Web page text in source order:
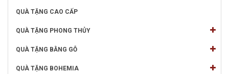
QUÀ TẶNG CAO CẤP
QUÀ TẶNG PHONG THỦY
QUÀ TẶNG BẰNG GỖ
QUÀ TẶNG BOHEMIA